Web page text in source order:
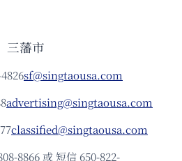
三藩市
sf@singtaousa.com
advertising@singtaousa.com
classified@singtaousa.com
8866 或 短信 650-822-